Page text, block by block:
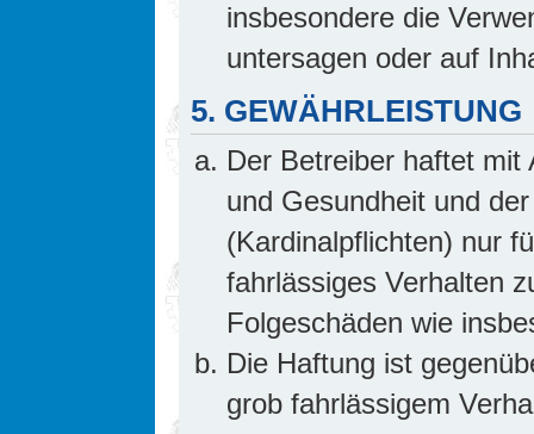
insbesondere die
untersagen oder auf
5. GEWÄHRLEISTUNG
Der Betreiber haftet mit
und Gesundheit und
(Kardinalpflichten) nur
fahrlässiges Verhalten
Folgeschäden wie
Die Haftung ist
grob fahrlässigem